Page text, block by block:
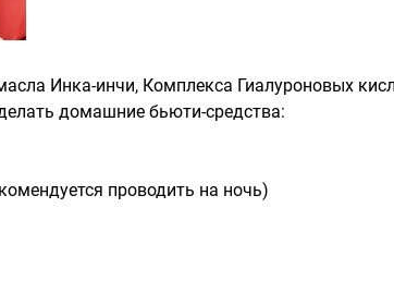
Инка-инчи, Комплекса Гиалуроновых
домашние бьюти-средства:
проводить на ночь)